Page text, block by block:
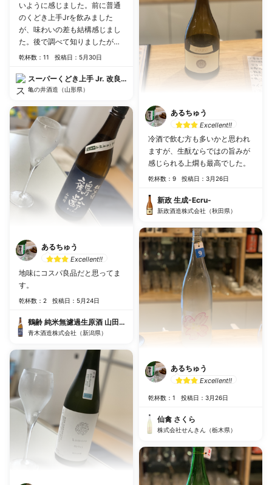
いように感じました。前に普通
のくどき上手Jrを飲みました
が、味わいの差も結構感じまし
た。後で調べて知りましたが、
常温で飲むのがおすすめみたい
乾杯数：11 投稿日：5月30日
スーパーくどき上手 Jr. 改良信交30 純米大吟醸
亀の井酒造（山形県）
あるちゅう
Excellent!!
地味にコスパ良品だと思ってま
す。
乾杯数：2 投稿日：5月24日
鶴齢 純米無濾過生原酒 山田錦65%
青木酒造株式会社（新潟県）
あるちゅう
Excellent!!
冷酒で飲む方も多いかと思われ
ますが、生酛ならではの旨みが
感じられる上燗も最高でした。
乾杯数：9 投稿日：3月26日
新政 生成-Ecru-
新政酒造株式会社（秋田県）
あるちゅう
Excellent!!
乾杯数：1 投稿日：3月26日
仙禽 さくら
株式会社せんきん（栃木県）